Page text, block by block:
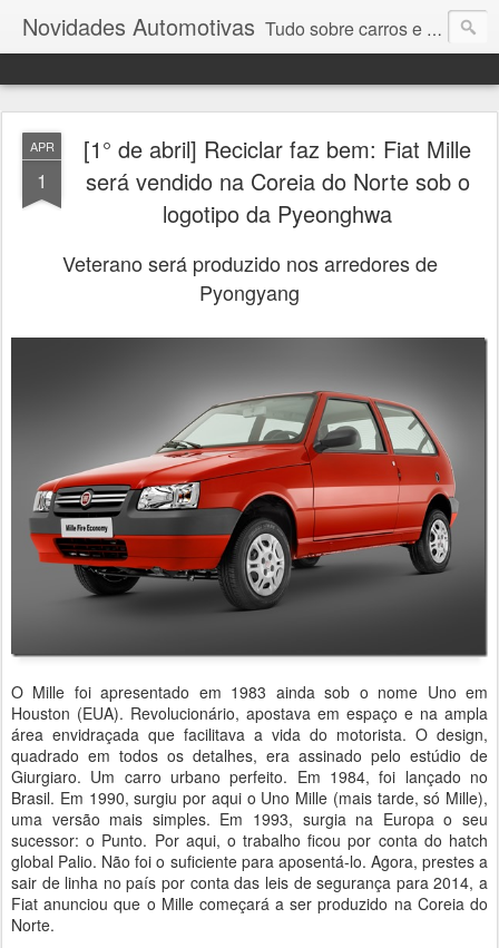
Novidades Automotivas Tudo sobre carros e motores
APR
1
[1° de abril] Reciclar faz bem: Fiat Mille
será vendido na Coreia do Norte sob o
logotipo da Pyeonghwa
Veterano será produzido nos arredores de
Pyongyang
O Mille foi apresentado em 1983 ainda sob o nome Uno em
Houston (EUA). Revolucionário, apostava em espaço e na ampla
área envidraçada que facilitava a vida do motorista. O design,
quadrado em todos os detalhes, era assinado pelo estúdio de
Giurgiaro. Um carro urbano perfeito. Em 1984, foi lançado no
Brasil. Em 1990, surgiu por aqui o Uno Mille (mais tarde, só Mille),
uma versão mais simples. Em 1993, surgia na Europa o seu
sucessor: o Punto. Por aqui, o trabalho ficou por conta do hatch
global Palio. Não foi o suficiente para aposentá-lo. Agora, prestes a
sair de linha no país por conta das leis de segurança para 2014, a
Fiat anunciou que o Mille começará a ser produzido na Coreia do
Norte.